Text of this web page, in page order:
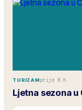
TURIZAMprije 8 h
Ljetna sezona